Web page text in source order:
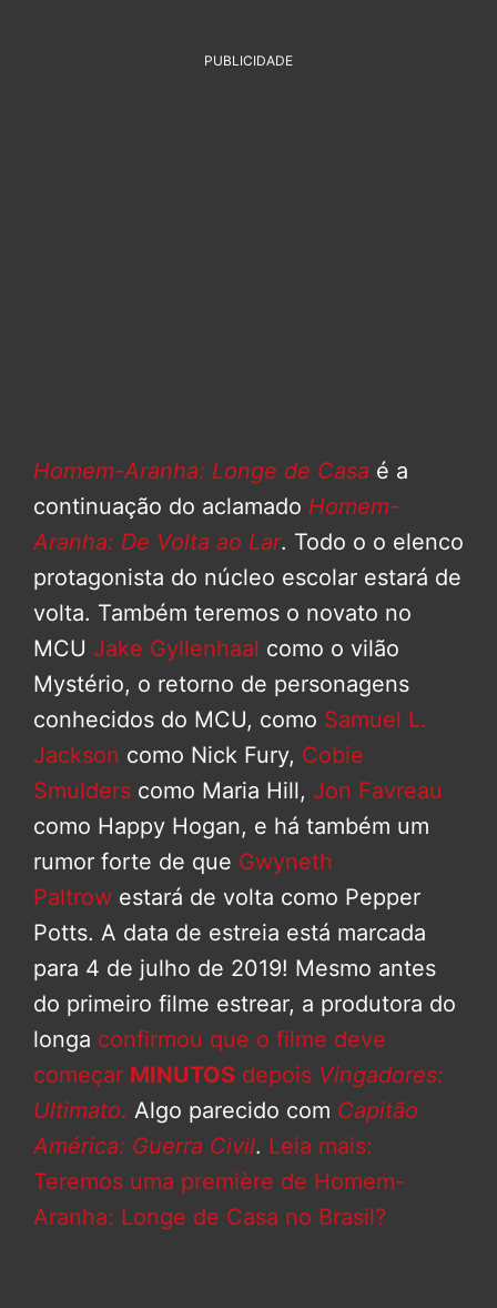
PUBLICIDADE
Homem-Aranha: Longe de Casa é a
continuação do aclamado Homem-
Aranha: De Volta ao Lar. Todo o o elenco
protagonista do núcleo escolar estará de
volta. Também teremos o novato no
MCU Jake Gyllenhaal como o vilão
Mystério, o retorno de personagens
conhecidos do MCU, como Samuel L.
Jackson como Nick Fury, Cobie
Smulders como Maria Hill, Jon Favreau
como Happy Hogan, e há também um
rumor forte de que Gwyneth
Paltrow estará de volta como Pepper
Potts. A data de estreia está marcada
para 4 de julho de 2019! Mesmo antes
do primeiro filme estrear, a produtora do
longa confirmou que o filme deve
começar MINUTOS depois Vingadores:
Ultimato. Algo parecido com Capitão
América: Guerra Civil. Leia mais:
Teremos uma première de Homem-
Aranha: Longe de Casa no Brasil?